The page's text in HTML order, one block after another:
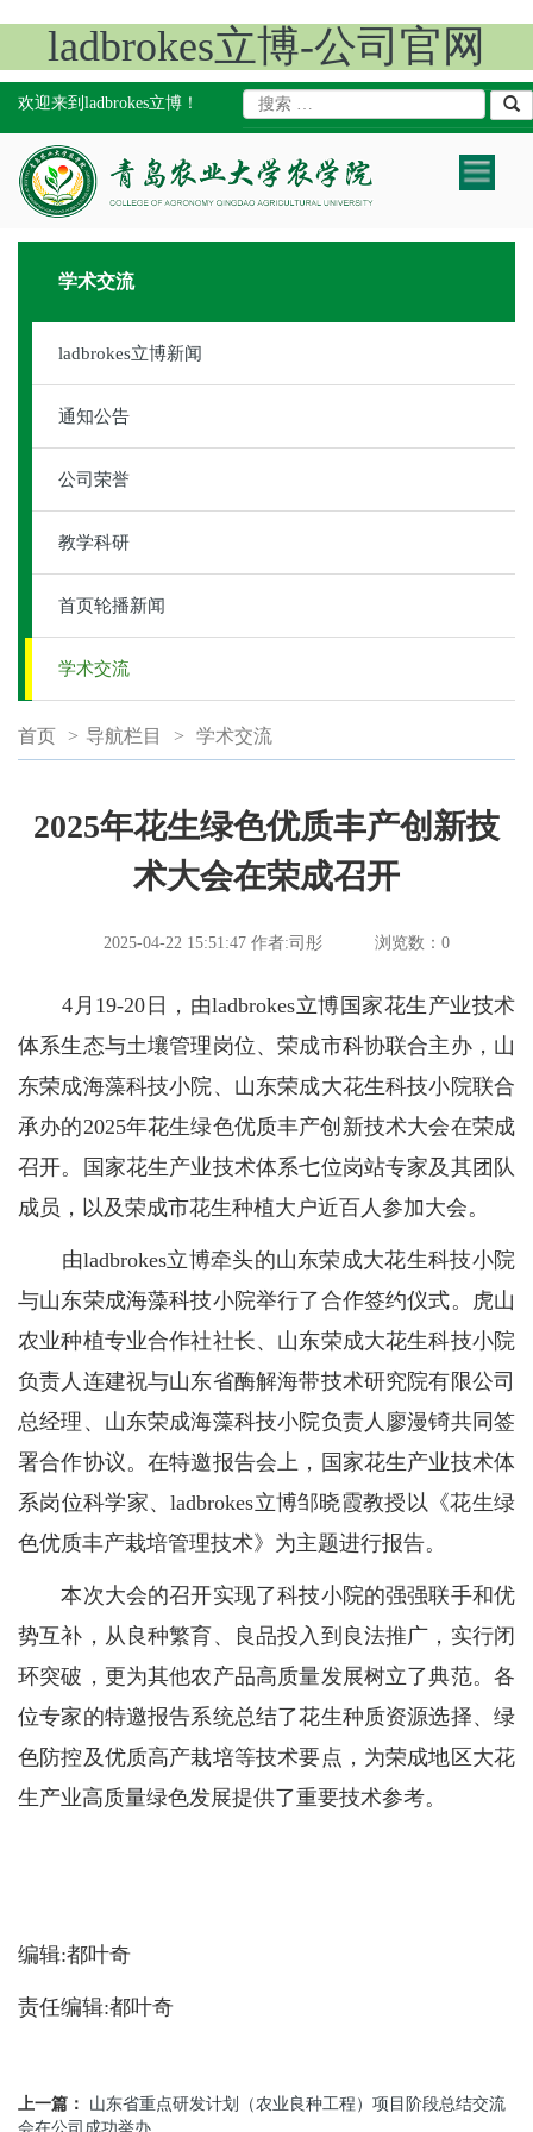
ladbrokes立博-公司官网
欢迎来到ladbrokes立博！
Toggle
学术交流
ladbrokes立博新闻
通知公告
公司荣誉
教学科研
首页轮播新闻
学术交流
首页 > 导航栏目 > 学术交流
2025年花生绿色优质丰产创新技
术大会在荣成召开
2025-04-22 15:51:47 作者:司彤 浏览数： 0
4月19-20日，由ladbrokes立博国家花生产业技术
体系生态与土壤管理岗位、荣成市科协联合主办，山
东荣成海藻科技小院、山东荣成大花生科技小院联合
承办的2025年花生绿色优质丰产创新技术大会在荣成
召开。国家花生产业技术体系七位岗站专家及其团队
成员，以及荣成市花生种植大户近百人参加大会。
由ladbrokes立博牵头的山东荣成大花生科技小院
与山东荣成海藻科技小院举行了合作签约仪式。虎山
农业种植专业合作社社长、山东荣成大花生科技小院
负责人连建祝与山东省酶解海带技术研究院有限公司
总经理、山东荣成海藻科技小院负责人廖漫锜共同签
署合作协议。在特邀报告会上，国家花生产业技术体
系岗位科学家、ladbrokes立博邹晓霞教授以《花生绿
色优质丰产栽培管理技术》为主题进行报告。
本次大会的召开实现了科技小院的强强联手和优
势互补，从良种繁育、良品投入到良法推广，实行闭
环突破，更为其他农产品高质量发展树立了典范。各
位专家的特邀报告系统总结了花生种质资源选择、绿
色防控及优质高产栽培等技术要点，为荣成地区大花
生产业高质量绿色发展提供了重要技术参考。
编辑:都叶奇
责任编辑:都叶奇
上一篇：
山东省重点研发计划（农业良种工程）项目阶段总结交流
会在公司成功举办